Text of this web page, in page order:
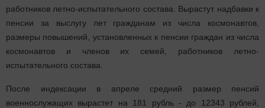
работников летно-испытательного состава. Вырастут надбавки к
пенсии за выслугу лет гражданам из числа космонавтов,
размеры повышений, установленных к пенсии граждан из числа
космонавтов и членов их семей, работников летно-
испытательного состава.
После индексации в апреле средний размер пенсий
военнослужащих вырастет на 181 рубль - до 12343 рублей,